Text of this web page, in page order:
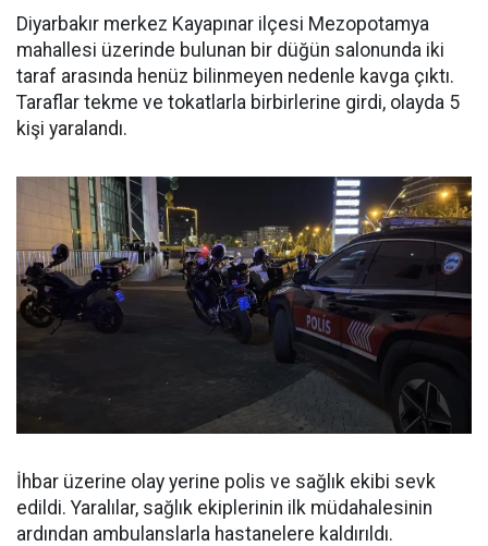
Diyarbakır merkez Kayapınar ilçesi Mezopotamya
mahallesi üzerinde bulunan bir düğün salonunda iki
taraf arasında henüz bilinmeyen nedenle kavga çıktı.
Taraflar tekme ve tokatlarla birbirlerine girdi, olayda 5
kişi yaralandı.
İhbar üzerine olay yerine polis ve sağlık ekibi sevk
edildi. Yaralılar, sağlık ekiplerinin ilk müdahalesinin
ardından ambulanslarla hastanelere kaldırıldı.